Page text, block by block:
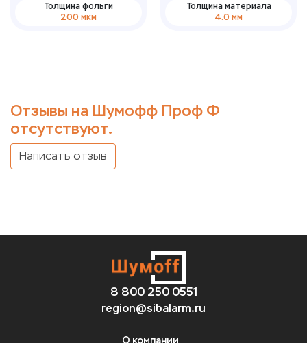
Толщина фольги
200 мкм
Толщина материала
4.0 мм
Отзывы на Шумофф Проф Ф
отсутствуют.
Написать отзыв
8 800 250 0551
region@sibalarm.ru
О компании